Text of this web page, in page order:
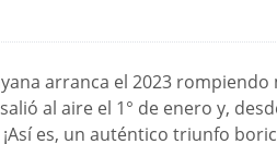
arranca el 2023
al aire el 1° de enero y,
es, un auténtico triunfo